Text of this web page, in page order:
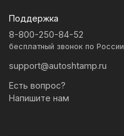
Поддержка
8-800-250-84-52
бесплатный звонок по России
support@autoshtamp.ru
Есть вопрос?
Напишите нам